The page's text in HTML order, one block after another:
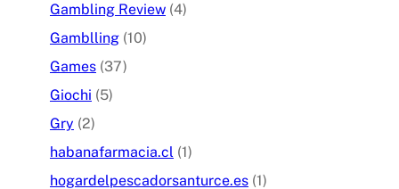
Gambling Review (4)
Gamblling (10)
Games (37)
Giochi (5)
Gry (2)
habanafarmacia.cl (1)
hogardelpescadorsanturce.es (1)